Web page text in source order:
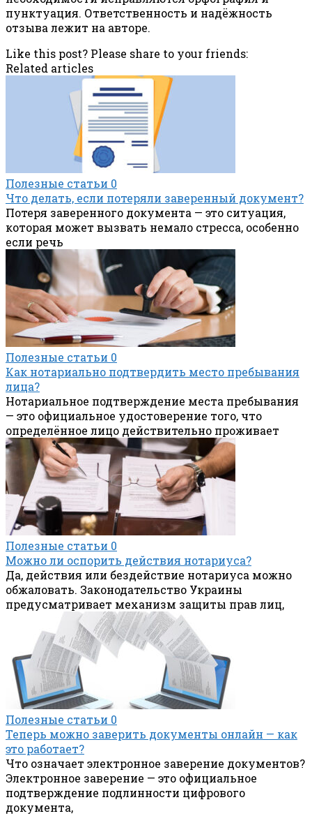
пунктуация. Ответственность и надёжность
отзыва лежит на авторе.
Like this post? Please share to your friends:
Related articles
Полезные статьи 0
Что делать, если потеряли заверенный документ?
Потеря заверенного документа — это ситуация,
которая может вызвать немало стресса, особенно
если речь
Полезные статьи 0
Как нотариально подтвердить место пребывания
лица?
Нотариальное подтверждение места пребывания
— это официальное удостоверение того, что
определённое лицо действительно проживает
Полезные статьи 0
Можно ли оспорить действия нотариуса?
Да, действия или бездействие нотариуса можно
обжаловать. Законодательство Украины
предусматривает механизм защиты прав лиц,
Полезные статьи 0
Теперь можно заверить документы онлайн — как
это работает?
Что означает электронное заверение документов?
Электронное заверение — это официальное
подтверждение подлинности цифрового
документа,